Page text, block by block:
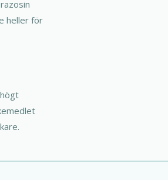
heller för